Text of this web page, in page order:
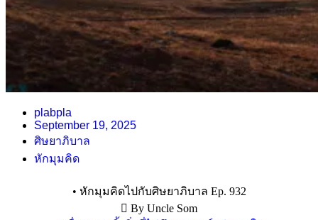
plabpla
September 19, 2025
ศิษยาภิบาล
หักมุมคิด
• หักมุมคิดไปกับศิษยาภิบาล Ep. 932
 By Uncle Som